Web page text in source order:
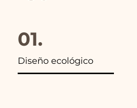
01.
Diseño ecológico